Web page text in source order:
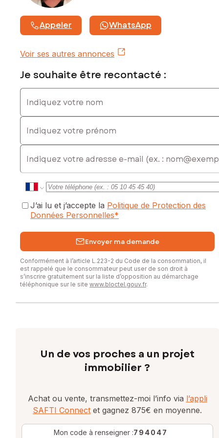
Appeler WhatsApp
Voir ses autres annonces
Je souhaite être recontacté :
Indiquez votre nom
Indiquez votre prénom
E-mail
J’ai lu et j’accepte la Politique de Protection des
Données Personnelles*
Envoyer ma demande
Conformément à l’article L.223-2 du Code de la consommation, il
est rappelé que le consommateur peut user de son droit à
s’inscrire gratuitement sur la liste d’opposition au démarchage
téléphonique sur le site www.bloctel.gouv.fr.
Un de vos proches a un projet
immobilier ?
Achat ou vente, transmettez-moi l’info via l’appli
SAFTI Connect et gagnez 875€ en moyenne.
Mon code à renseigner :794047